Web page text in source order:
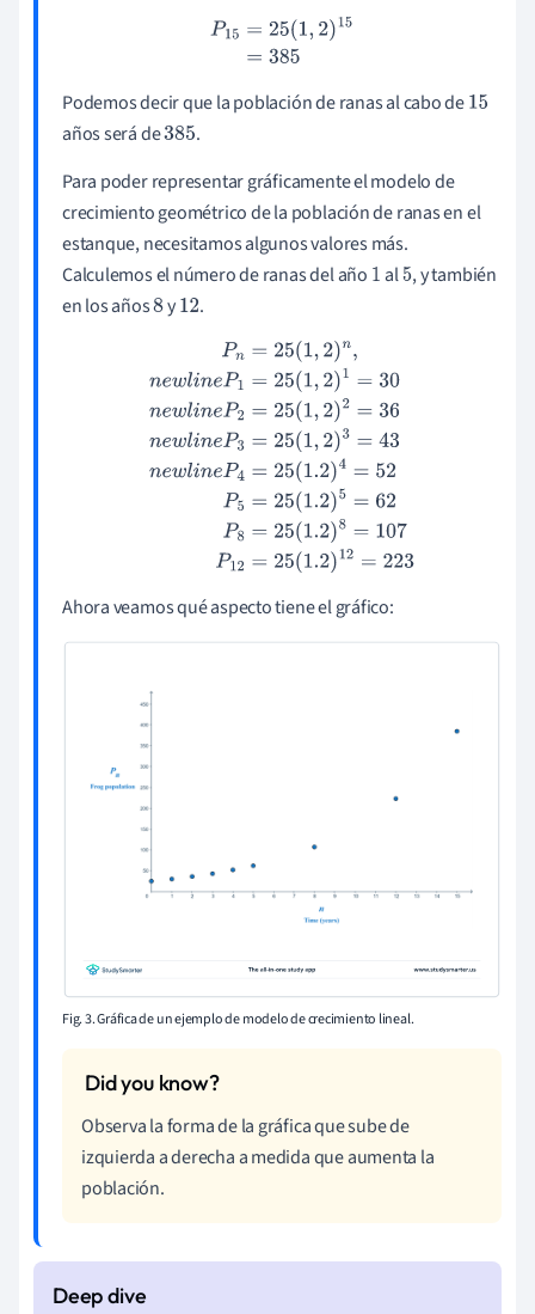
P15= 25 (1,2)15 =385
Podemos decir que la población de ranas al cabo de15
años será de385 .
Para poder representar gráficamente el modelo de
crecimiento geométrico de la población de ranas en el
estanque, necesitamos algunos valores más.
Calculemos el número de ranas del año 1 al5, y también
en los años8y12.
eP1 =25 (1,2)1=30ne
eP3=25(1,2)3 =43newlineP 4=25(1.2
5=62P8=25(1.2)8=107P12 25( 1.2)
Ahora veamos qué aspecto tiene el gráfico:
Fig. 3. Gráfica de un ejemplo de modelo de crecimiento lineal.
Observa la forma de la gráfica que sube de
izquierda a derecha a medida que aumenta la
población.